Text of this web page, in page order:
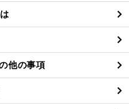
る
他の事項